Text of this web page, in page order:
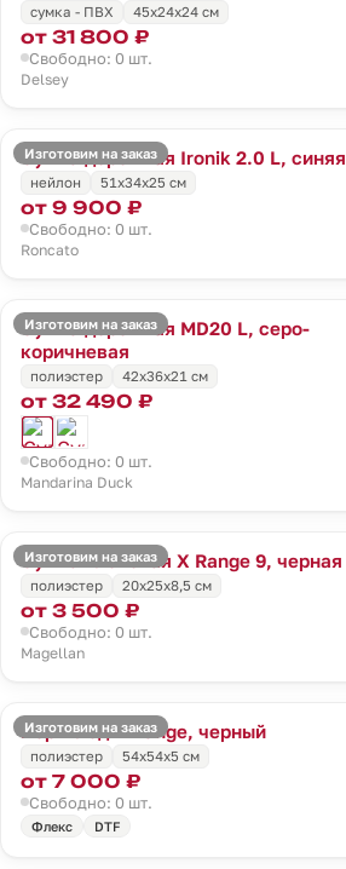
сумка - ПВХ 45x24x24 см
от 31 800 ₽
Свободно: 0 шт.
Delsey
Изготовим на заказ
Сумка дорожная Ironik 2.0 L, синяя
нейлон
51x34x25 см
от 9 900 ₽
Свободно: 0 шт.
Roncato
Изготовим на заказ
Сумка дорожная MD20 L, серо-
коричневая
полиэстер 42x36x21 см
от 32 490 ₽
Свободно: 0 шт.
Mandarina Duck
Изготовим на заказ
Сумка плечевая X Range 9, черная
полиэстер
20x25x8,5 см
от 3 500 ₽
Свободно: 0 шт.
Magellan
Изготовим на заказ
Портплед X Range, черный
полиэстер
54х54х5 см
от 7 000 ₽
Свободно: 0 шт.
Флекс DTF